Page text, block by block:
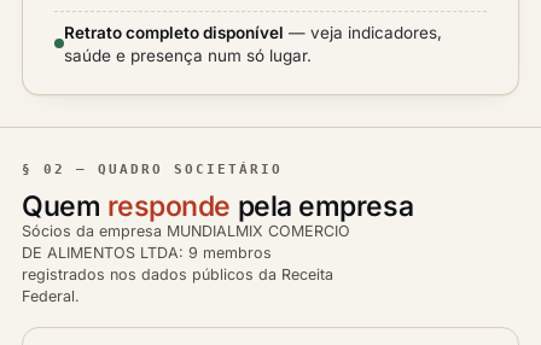
Retrato completo disponível — veja indicadores,
saúde e presença num só lugar.
§ 02 — QUADRO SOCIETÁRIO
Quem responde pela empresa
Sócios da empresa MUNDIALMIX COMERCIO
DE ALIMENTOS LTDA: 9 membros
registrados nos dados públicos da Receita
Federal.